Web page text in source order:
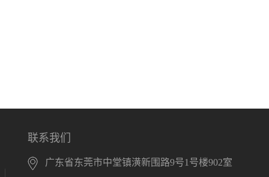
联系我们
广东省东莞市中堂镇潢新围路9号1号楼902室